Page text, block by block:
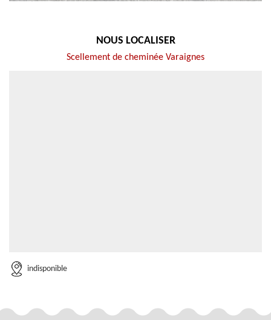
NOUS LOCALISER
Scellement de cheminée Varaignes
indisponible